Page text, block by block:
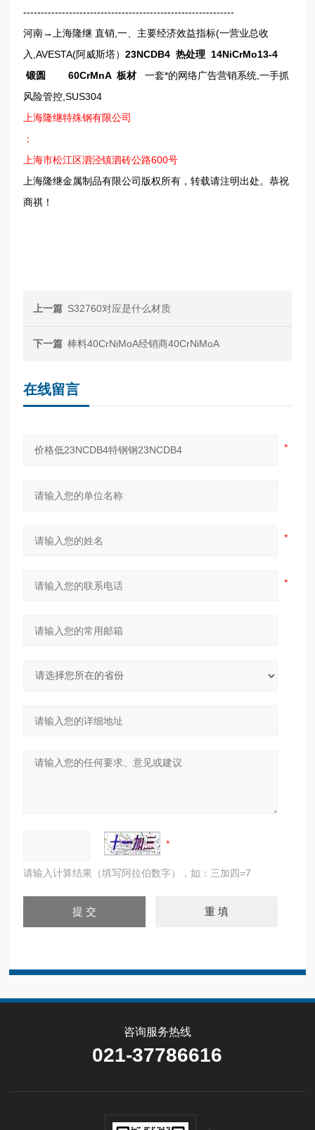
------------------------------------------------------------
河南→上海隆继 直销,一、主要经济效益指标(一营业总收
入,AVESTA(阿威斯塔）23NCDB4 热处理 14NiCrMo13-4
锻圆 60CrMnA 板材一套*的网络广告营销系统,一手抓
风险管控,SUS304
上海隆继特殊钢有限公司
：
上海市松江区泗泾镇泗砖公路600号
上海隆继金属制品有限公司版权所有，转载请注明出处。恭祝
商祺！
上一篇 S32760对应是什么材质
下一篇 棒料40CrNiMoA经销商40CrNiMoA
在线留言
请输入计算结果（填写阿拉伯数字），如：三加四=7
咨询服务热线
021-37786616